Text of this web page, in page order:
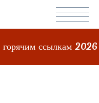
ссылкам 2026